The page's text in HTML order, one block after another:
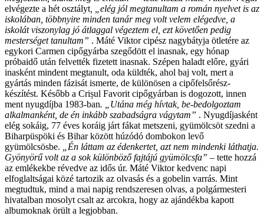
elvégezte a hét osztályt , „elég jól megtanultam a román nyelvet is az
iskolában, többnyire minden tanár meg volt velem elégedve, a
iskolát viszonylag jó átlaggal végeztem el, ezt követően pedig
mesterséget tanultam” . Máté Viktor cipész nagybátyja ötletére az
egykori Carmen cipőgyárba szegődött el inasnak, egy hónap
próbaidő után felvették fizetett inasnak. Szépen haladt előre, gyári
inasként mindent megtanult, oda küldték, ahol baj volt, mert a
gyártás minden fázisát ismerte, de különösen a cipőfelsőrész-
készítést. Később a Crișul Favorit cipőgyárban is dogozott, innen
ment nyugdíjba 1983-ban. „Utána még hívtak, be-bedolgoztam
alkalmanként, de én inkább szabadságra vágytam” . Nyugdíjasként
elég sokáig, 77 éves koráig járt fákat metszeni, gyümölcsöt szedni a
Biharpüspöki és Bihar között húzódó dombokon levő
gyümölcsösbe. „Én láttam az édenkertet, azt nem mindenki láthatja.
Gyönyörű volt az a sok különböző fajtájú gyümölcsfa” – tette hozzá
az emlékekbe révedve az idős úr. Máté Viktor kedvenc napi
elfoglaltságai közé tartozik az olvasás és a gobelin varrás. Mint
megtudtuk, mind a mai napig rendszeresen olvas, a polgármesteri
hivatalban mosolyt csalt az arcokra, hogy az ajándékba kapott
albumoknak örült a legjobban.